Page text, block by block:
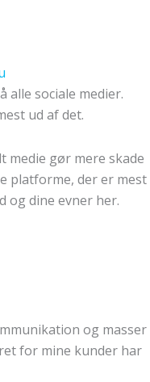
alle sociale medier.
ud af det.
medie gør mere skade
platforme, der er mest
og dine evner her.
og masser
for mine kunder har